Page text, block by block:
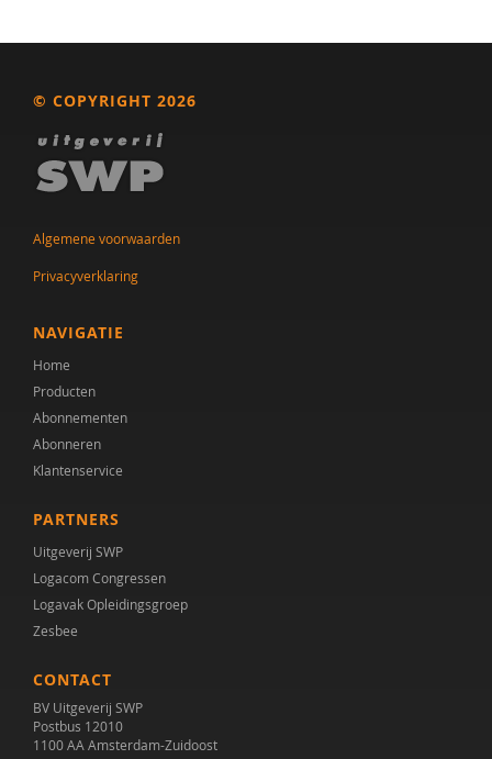
© COPYRIGHT 2026
Algemene voorwaarden
Privacyverklaring
NAVIGATIE
Home
Producten
Abonnementen
Abonneren
Klantenservice
PARTNERS
Uitgeverij SWP
Logacom Congressen
Logavak Opleidingsgroep
Zesbee
CONTACT
BV Uitgeverij SWP
Postbus 12010
1100 AA Amsterdam-Zuidoost